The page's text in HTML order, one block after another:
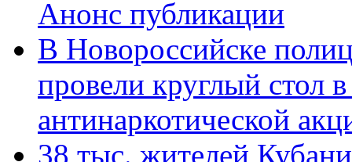
Анонс публикации
В Новороссийске
провели круглый стол
антинаркотической
38 тыс. жителей